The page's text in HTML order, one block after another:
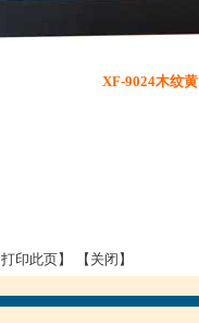
XF-9024木纹黄
打印此页】 【 关闭 】